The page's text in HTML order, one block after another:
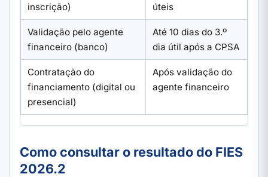
inscrição)
úteis
Validação pelo agente
financeiro (banco)
Até 10 dias do 3.º
dia útil após a CPSA
Contratação do
financiamento (digital ou
presencial)
Após validação do
agente financeiro
Como consultar o resultado do FIES
2026.2